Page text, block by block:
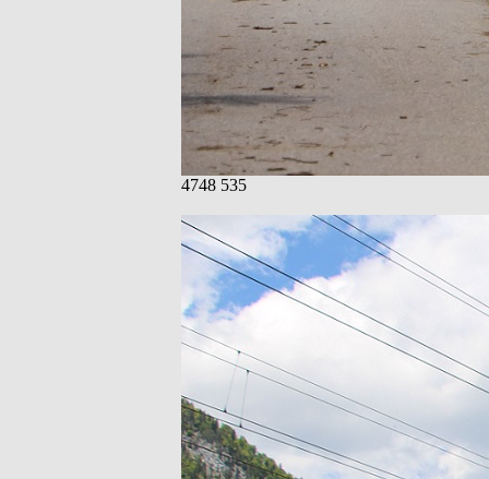
4748 535